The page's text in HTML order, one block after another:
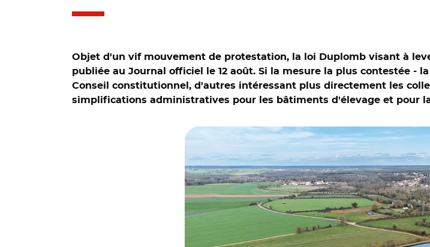
Objet d'un vif mouvement de protestation, la loi Duplomb visant à
publiée au Journal officiel le 12 août. Si la mesure la plus contestée -
Conseil constitutionnel, d'autres intéressant plus directement les
simplifications administratives pour les bâtiments d'élevage et pour